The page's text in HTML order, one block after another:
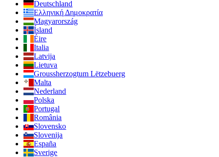
Deutschland
Ελληνική Δημοκρατία
Magyarország
Ísland
Éire
Italia
Latvija
Lietuva
Groussherzogtum Lëtzebuerg
Malta
Nederland
Polska
Portugal
România
Slovensko
Slovenija
España
Sverige